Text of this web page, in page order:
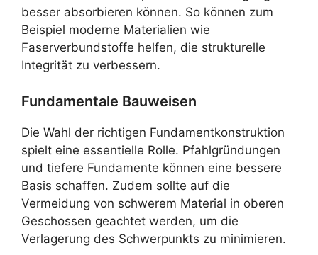
besser absorbieren können. So können zum
Beispiel moderne Materialien wie
Faserverbundstoffe helfen, die strukturelle
Integrität zu verbessern.
Fundamentale Bauweisen
Die Wahl der richtigen Fundamentkonstruktion
spielt eine essentielle Rolle. Pfahlgründungen
und tiefere Fundamente können eine bessere
Basis schaffen. Zudem sollte auf die
Vermeidung von schwerem Material in oberen
Geschossen geachtet werden, um die
Verlagerung des Schwerpunkts zu minimieren.